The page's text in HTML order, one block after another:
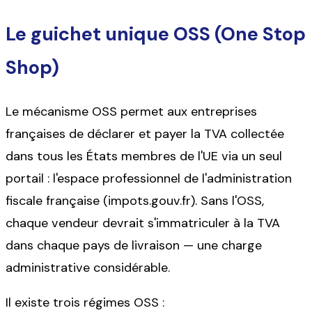
Le guichet unique OSS (One Stop
Shop)
Le mécanisme OSS permet aux entreprises
françaises de déclarer et payer la TVA collectée
dans tous les États membres de l'UE via un seul
portail : l'espace professionnel de l'administration
fiscale française (impots.gouv.fr). Sans l'OSS,
chaque vendeur devrait s'immatriculer à la TVA
dans chaque pays de livraison — une charge
administrative considérable.
Il existe trois régimes OSS :